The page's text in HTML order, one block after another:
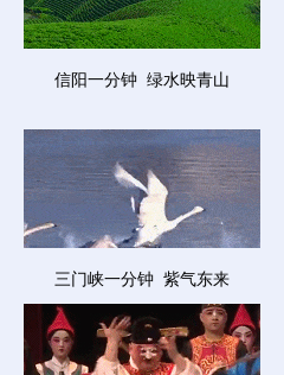
信阳一分钟  绿水映青山
三门峡一分钟  紫气东来